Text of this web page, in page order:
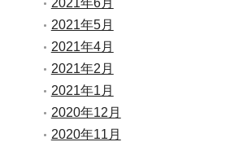
2021年6月
2021年5月
2021年4月
2021年2月
2021年1月
2020年12月
2020年11月